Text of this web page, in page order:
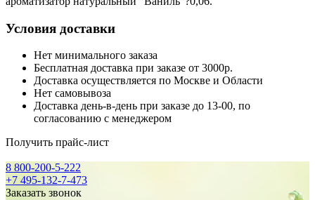
Условия доставки
Нет минимального заказа
Бесплатная доставка при заказе от 3000р.
Доставка осуществляется по Москве и Области
Нет самовывоза
Доставка день-в-день при заказе до 13-00, по
согласованию с менеджером
Получить прайс-лист
8 800-200-5-222
+7 495-132-7-473
Заказать звонок